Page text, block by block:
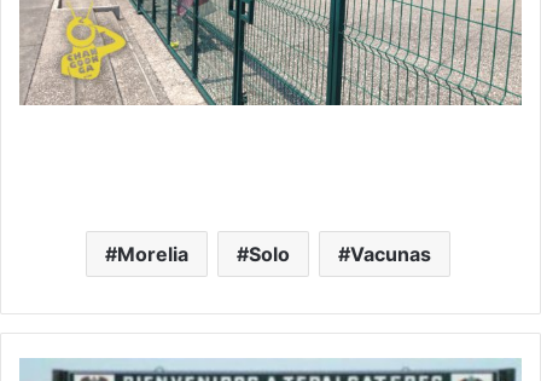
Morelia Solo Vacunas
#MichoacánRojo